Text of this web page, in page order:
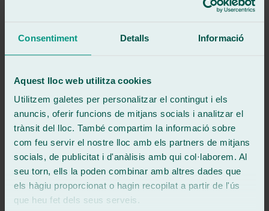
Consentiment Detalls Informació
Aquest lloc web utilitza cookies
Utilitzem galetes per personalitzar el contingut i els
anuncis, oferir funcions de mitjans socials i analitzar el
trànsit del lloc. També compartim la informació sobre
com feu servir el nostre lloc amb els partners de mitjans
socials, de publicitat i d'anàlisis amb qui col·laborem. Al
seu torn, ells la poden combinar amb altres dades que
els hàgiu proporcionat o hagin recopilat a partir de l'ús
que heu fet dels seus serveis.
de la ventanilla de una Opel Vivaro de renting , lo tenían en Stock y
Veure ressenya
YD
yennifer dm
Ressenya de
Google
/5· Fa 1 any
Veure ressenya
Excelente, rápidos y buenos profesionales.
Veure ressenya
antonio fernandez lopez